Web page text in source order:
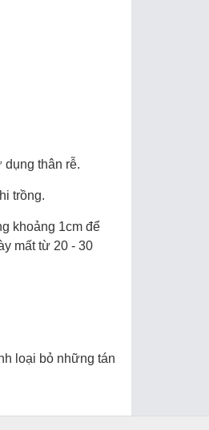
dụng thân rễ.
trồng.
khoảng 1cm để
mất từ 20 - 30
loại bỏ những tán